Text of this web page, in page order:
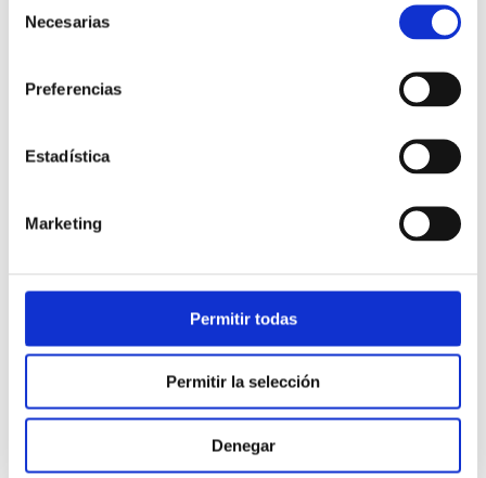
Necesarias
Preferencias
Estadística
Marketing
Permitir todas
Permitir la selección
Denegar
Suposen un cost addicional per a la
teva empresa.
Els números 900 són coneguts com a
números d’atenció gratuïta per al client.
client gairebé sempre els utilitzen.
Avantatges:Transmeten confiança a les persones que